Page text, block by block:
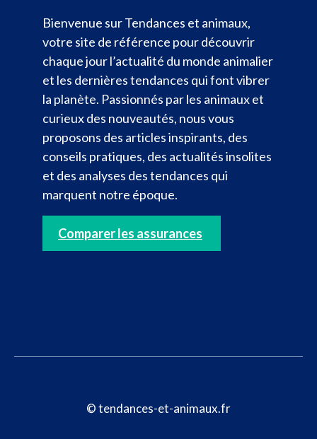
Bienvenue sur Tendances et animaux,
votre site de référence pour découvrir
chaque jour l’actualité du monde animalier
et les dernières tendances qui font vibrer
la planète. Passionnés par les animaux et
curieux des nouveautés, nous vous
proposons des articles inspirants, des
conseils pratiques, des actualités insolites
et des analyses des tendances qui
marquent notre époque.
Comparer les assurances
© tendances-et-animaux.fr